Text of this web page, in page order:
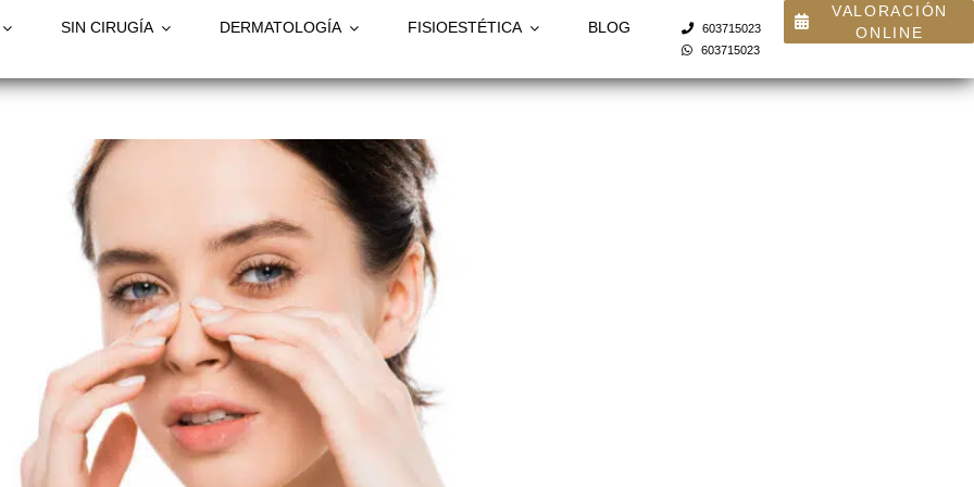
SIN CIRUGÍA DERMATOLOGÍA FISIOESTÉTICA
BLOG
VALORACIÓN
ONLINE
603715023
603715023